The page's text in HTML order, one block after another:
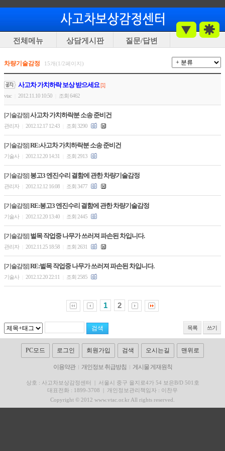
전체메뉴 상담게시판 질문/답변
차량기술감정 15개(1/2페이지)
사고차 가치하락 보상 받으세요[1]
vtac
2012.11.10 10:50 조회 6462
[기술감정] 사고차 가치하락분 소송 준비건
관리자 2012.12.17 12:43 조회 3290
[기술감정] RE:사고차 가치하락분 소송 준비건
기술사 2012.12.20 14:31 조회 2913
[기술감정] 봉고3 엔진수리 결함에 관한 차량기술감정
관리자 2012.12.12 16:08 조회 3477
[기술감정] RE:봉고3 엔진수리 결함에 관한 차량기술감정
기술사 2012.12.20 13:40 조회 2445
[기술감정] 벌목 작업중 나무가 쓰러져 파손된 차입니다.
관리자 2012.11.25 18:58 조회 2631
[기술감정] RE:벌목 작업중 나무가 쓰러져 파손된 차입니다.
기술사 2012.12.20 22:11 조회 2585
1 2
목록 쓰기
PC모드 로그인 회원가입 검색 오시는길 맨위로
이용약관 개인정보 취급방침 게시물 게재원칙
상호 : 사고차보상감정센터 |서울시 중구 을지로4가 54 보은B/D 501호
대표전화 : 1899-3708 | 개인정보관리책임자 : 이찬우
Copyright © 2012 www.vtac.or.kr All rights reserved.